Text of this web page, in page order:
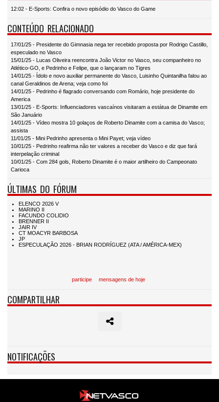
12:02 - E-Sports: Confira o novo episódio do Vasco do Game
CONTEÚDO RELACIONADO
17/01/25 - Presidente do Gimnasia nega ter recebido proposta por Rodrigo Castillo,
especulado no Vasco
15/01/25 - Lucas Oliveira reencontra João Victor no Vasco, seu companheiro no
Atlético-GO, e Pedrinho e Felipe, que o lançaram no Tigres
14/01/25 - Ídolo e novo auxiliar permanente do Vasco, Luisinho Quintanilha falou ao
canal Geraldinos de Arena; veja como foi
14/01/25 - Pedrinho é flagrado conversando com Romário, hoje presidente do
America
13/01/25 - E-Sports: Influenciadores vascaínos visitaram a estátua de Dinamite em
São Januário
14/01/25 - Vídeo mostra 10 golaços de Roberto Dinamite com a camisa do Vasco;
assista
11/01/25 - Mini Pedrinho apresenta o Mini Payet; veja vídeo
10/01/25 - Pedrinho reafirma não ter valores a receber do Vasco e diz que fará
interpelação criminal
10/01/25 - Com 284 gols, Roberto Dinamite é o maior artilheiro do Campeonato
Carioca
ÚLTIMAS DO FÓRUM
participe mensagens de hoje
COMPARTILHAR
NOTIFICAÇÕES